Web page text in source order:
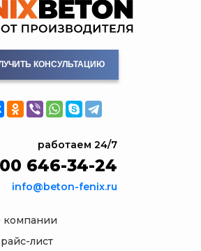
КОНСУЛЬТАЦИЮ
компании
лист
работаем 24/7
646-34-24
info@beton-fenix.ru